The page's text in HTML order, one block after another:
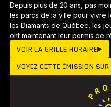
Depuis plus de 20 ans, pas
les parcs de la ville pour vivre
les Diamants de Québec, les
ont maintenant leur permis de
VOIR LA GRILLE HORAIRE
VOYEZ CETTE ÉMISSION SUR